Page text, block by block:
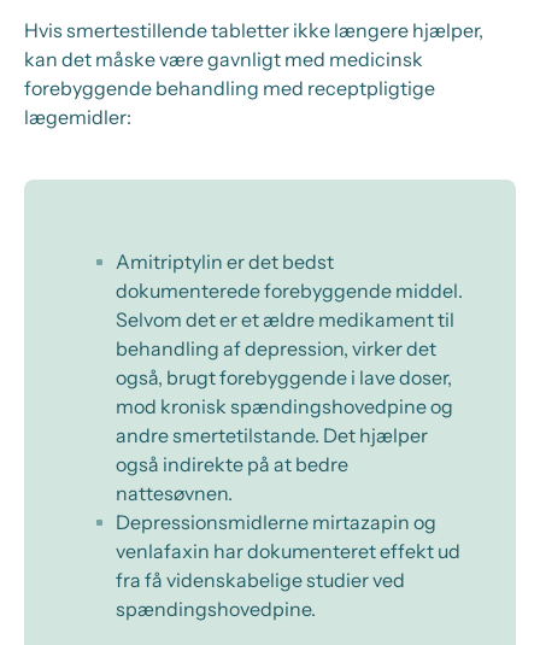
Hvis smertestillende tabletter ikke længere hjælper,
kan det måske være gavnligt med medicinsk
forebyggende behandling med receptpligtige
lægemidler:
Amitriptylin er det bedst
dokumenterede forebyggende middel.
Selvom det er et ældre medikament til
behandling af depression, virker det
også, brugt forebyggende i lave doser,
mod kronisk spændingshovedpine og
andre smertetilstande. Det hjælper
også indirekte på at bedre
nattesøvnen.
Depressionsmidlerne mirtazapin og
venlafaxin har dokumenteret effekt ud
fra få videnskabelige studier ved
spændingshovedpine.